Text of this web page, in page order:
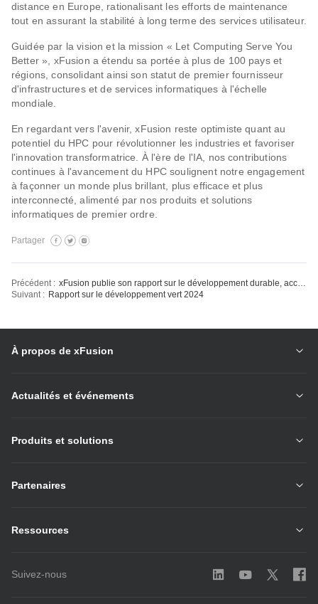
distance en Europe, rationalisant les efforts de maintenance
tout en assurant la stabilité à long terme des services utilisateur.
Guidée par la vision et la mission « Let Computing Serve You
Better », xFusion a étendu sa portée à plus de 100 pays et
régions, consolidant ainsi son statut de premier fournisseur
d'infrastructures et de services informatiques à l'échelle
mondiale.
En regardant vers l'avenir, xFusion reste optimiste quant au
potentiel du HPC pour révolutionner les industries et favoriser
l'innovation transformatrice. À l'ère de l'IA, nos contributions
continues à l'avancement du HPC soulignent notre engagement
à façonner un monde plus brillant, plus efficace et plus
interconnecté, alimenté par nos produits et solutions
informatiques de premier ordre.
Partager
Précédent :
xFusion publie son rapport sur le développement durable, accélérant la création d'un monde numérique durable
Suivant : Rapport sur le développement vert 2024
À propos de xFusion
Actualités et événements
Produits et solutions
Partenaires
Ressources
Suivez-nous